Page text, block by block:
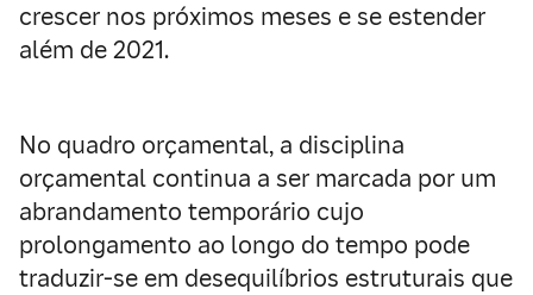
crescer nos próximos meses e se estender
além de 2021.
No quadro orçamental, a disciplina
orçamental continua a ser marcada por um
abrandamento temporário cujo
prolongamento ao longo do tempo pode
traduzir-se em desequilíbrios estruturais que